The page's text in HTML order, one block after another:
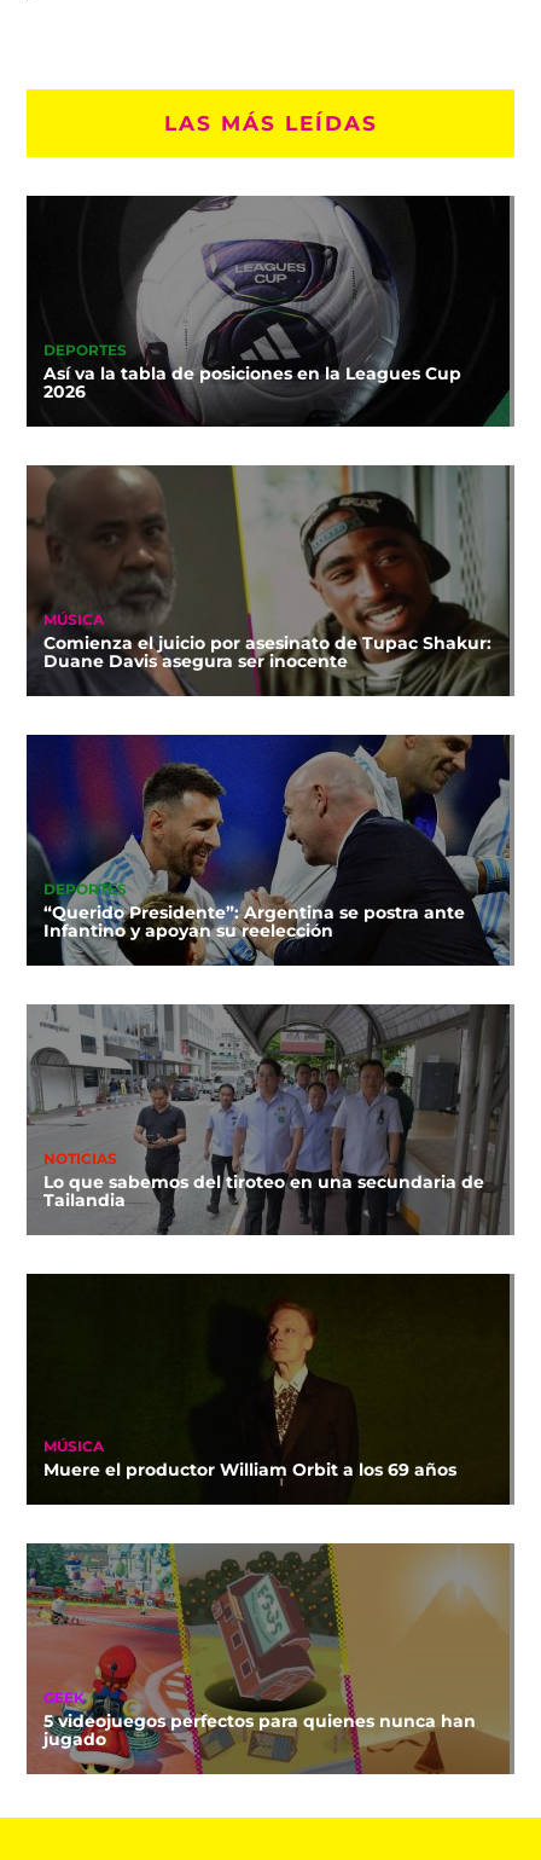
LAS MÁS LEÍDAS
DEPORTES
Así va la tabla de posiciones en la Leagues Cup
2026
MÚSICA
Comienza el juicio por asesinato de Tupac Shakur:
Duane Davis asegura ser inocente
DEPORTES
“Querido Presidente”: Argentina se postra ante
Infantino y apoyan su reelección
NOTICIAS
Lo que sabemos del tiroteo en una secundaria de
Tailandia
MÚSICA
Muere el productor William Orbit a los 69 años
GEEK
5 videojuegos perfectos para quienes nunca han
jugado